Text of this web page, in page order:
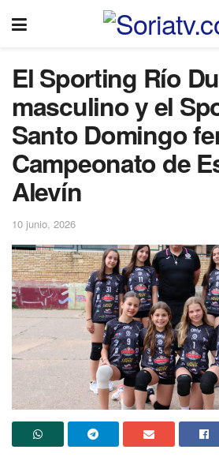
El Sporting Río
masculino y el
Santo Domingo
Campeonato de
Alevín
10 junio, 2026